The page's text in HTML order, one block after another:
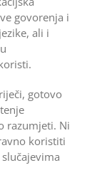
govorenja i
ali i
gotovo
razumjeti. Ni
koristiti